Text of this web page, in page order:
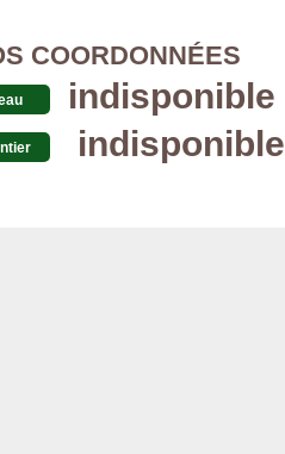
COORDONNÉES
indisponible
indisponible